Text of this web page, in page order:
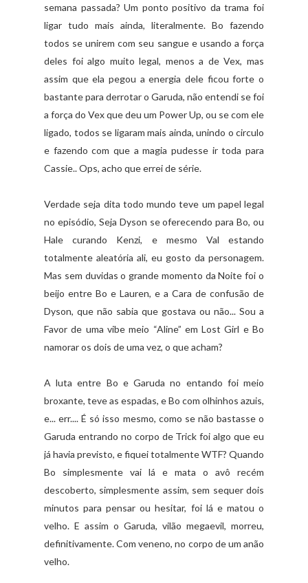
semana passada? Um ponto positivo da trama foi
ligar tudo mais ainda, literalmente. Bo fazendo
todos se unirem com seu sangue e usando a força
deles foi algo muito legal, menos a de Vex, mas
assim que ela pegou a energia dele ficou forte o
bastante para derrotar o Garuda, não entendi se foi
a força do Vex que deu um Power Up, ou se com ele
ligado, todos se ligaram mais ainda, unindo o circulo
e fazendo com que a magia pudesse ir toda para
Cassie.. Ops, acho que errei de série.
Verdade seja dita todo mundo teve um papel legal
no episódio, Seja Dyson se oferecendo para Bo, ou
Hale curando Kenzi, e mesmo Val estando
totalmente aleatória ali, eu gosto da personagem.
Mas sem duvidas o grande momento da Noite foi o
beijo entre Bo e Lauren, e a Cara de confusão de
Dyson, que não sabia que gostava ou não... Sou a
Favor de uma vibe meio “Aline” em Lost Girl e Bo
namorar os dois de uma vez, o que acham?
A luta entre Bo e Garuda no entando foi meio
broxante, teve as espadas, e Bo com olhinhos azuis,
e... err.... É só isso mesmo, como se não bastasse o
Garuda entrando no corpo de Trick foi algo que eu
já havia previsto, e fiquei totalmente WTF? Quando
Bo simplesmente vai lá e mata o avô recém
descoberto, simplesmente assim, sem sequer dois
minutos para pensar ou hesitar, foi lá e matou o
velho. E assim o Garuda, vilão megaevil, morreu,
definitivamente. Com veneno, no corpo de um anão
velho.